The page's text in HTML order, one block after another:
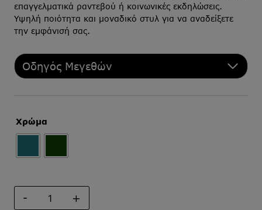
επαγγελματικά ραντεβού ή κοινωνικές εκδηλώσεις.
Υψηλή ποιότητα και μοναδικό στυλ για να αναδείξετε
την εμφάνισή σας.
Οδηγός Μεγεθών
Χρώμα
ΜΙΚΡΟΣΧΕΔΙΟ